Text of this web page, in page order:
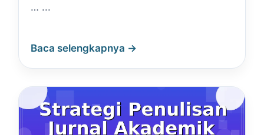
… ...
Baca selengkapnya →